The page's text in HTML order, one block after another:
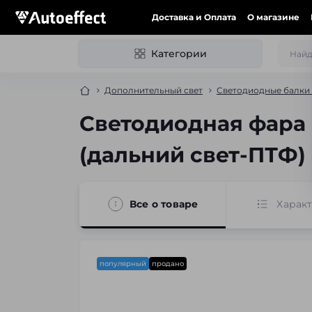
Доставка и Оплата О магазине
Категории
Дополнительный свет Светодиодные балки
Светодиодная фара
(дальний свет-ПТФ)
Все о товаре
популярный продано